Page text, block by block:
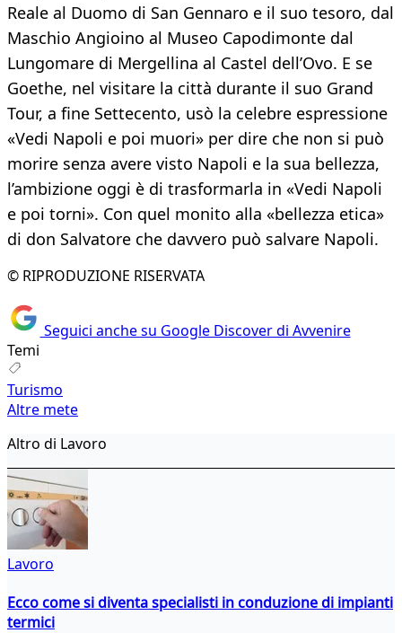
Reale al Duomo di San Gennaro e il suo tesoro, dal
Maschio Angioino al Museo Capodimonte dal
Lungomare di Mergellina al Castel dell’Ovo. E se
Goethe, nel visitare la città durante il suo Grand
Tour, a fine Settecento, usò la celebre espressione
«Vedi Napoli e poi muori» per dire che non si può
morire senza avere visto Napoli e la sua bellezza,
l’ambizione oggi è di trasformarla in «Vedi Napoli
e poi torni». Con quel monito alla «bellezza etica»
di don Salvatore che davvero può salvare Napoli.
© RIPRODUZIONE RISERVATA
Seguici anche su Google Discover di Avvenire
Temi
Turismo
Altre mete
Altro di Lavoro
Lavoro
Ecco come si diventa specialisti in conduzione di impianti
termici